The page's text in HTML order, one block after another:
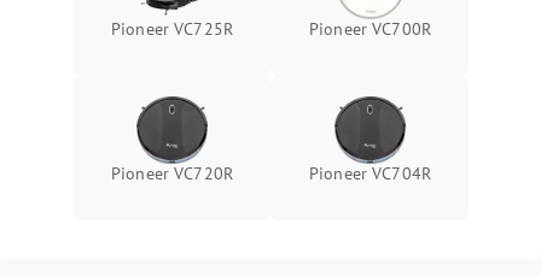
Pioneer VC725R Pioneer VC700R
Pioneer VC720R Pioneer VC704R